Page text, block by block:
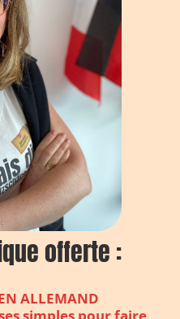
offerte :
ALLEMAND
simples pour faire